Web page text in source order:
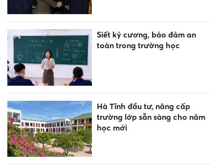
Siết kỷ cương, bảo đảm an
toàn trong trường học
Hà Tĩnh đầu tư, nâng cấp
trường lớp sẵn sàng cho năm
học mới